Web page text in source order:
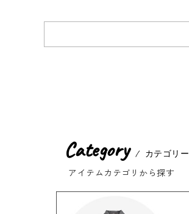
Category カテゴリー
アイテムカテゴリから探す